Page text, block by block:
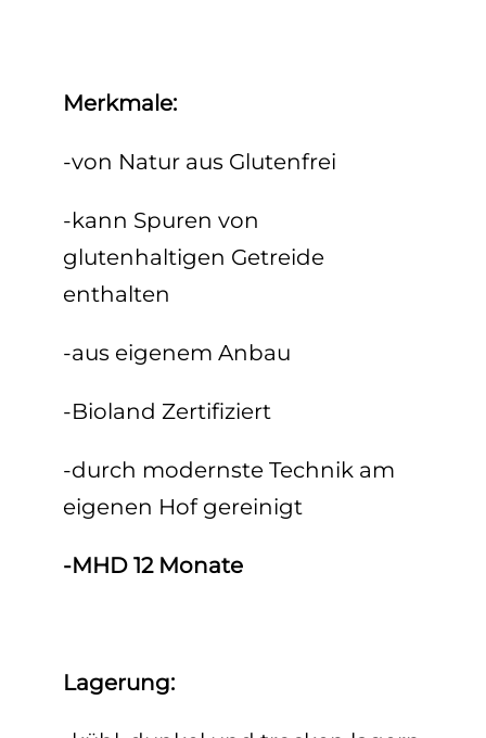
Merkmale:
-von Natur aus Glutenfrei
-kann Spuren von
glutenhaltigen Getreide
enthalten
-aus eigenem Anbau
-Bioland Zertifiziert
-durch modernste Technik am
eigenen Hof gereinigt
-MHD 12 Monate
Lagerung: